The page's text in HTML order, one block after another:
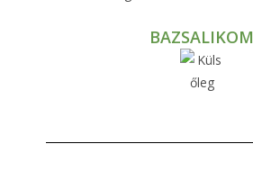
BAZSALIKOM